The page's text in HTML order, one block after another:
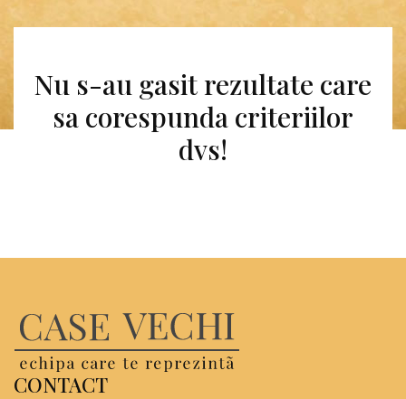
Nu s-au gasit rezultate care
sa corespunda criteriilor
dvs!
CONTACT